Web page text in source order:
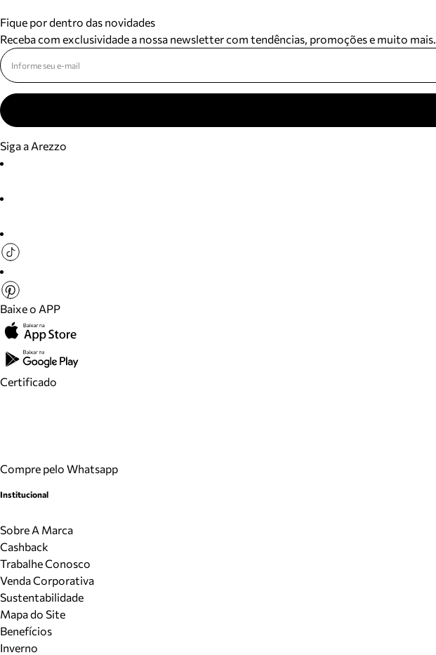
Fique por dentro das novidades
Receba com exclusividade a nossa newsletter com tendências, promoções e muito mais.
Siga a Arezzo
Baixe o APP
Certificado
Compre pelo Whatsapp
Institucional
Sobre A Marca
Cashback
Trabalhe Conosco
Venda Corporativa
Sustentabilidade
Mapa do Site
Benefícios
Inverno